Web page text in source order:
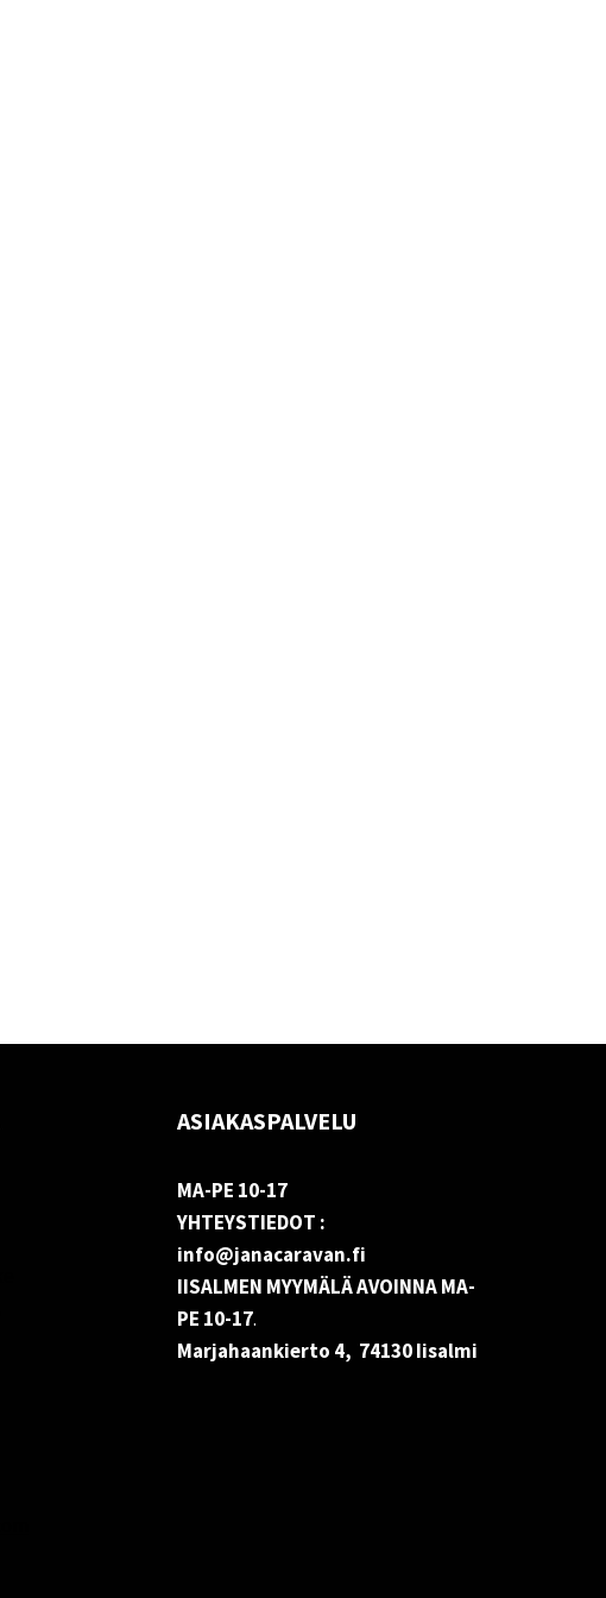
ASIAKASPALVELU
MA-PE 10-17
YHTEYSTIEDOT :
info@janacaravan.fi
IISALMEN MYYMÄLÄ AVOINNA MA-
PE 10-17.
Marjahaankierto 4, 74130 Iisalmi